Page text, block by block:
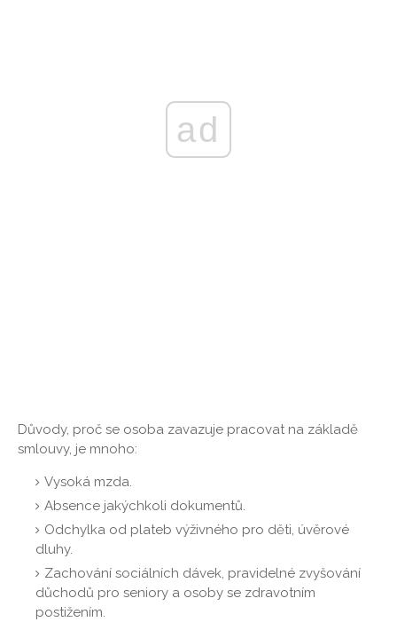
ad
Důvody, proč se osoba zavazuje pracovat na základě
smlouvy, je mnoho:
Vysoká mzda.
Absence jakýchkoli dokumentů.
Odchylka od plateb výživného pro děti, úvěrové
dluhy.
Zachování sociálních dávek, pravidelné zvyšování
důchodů pro seniory a osoby se zdravotním
postižením.